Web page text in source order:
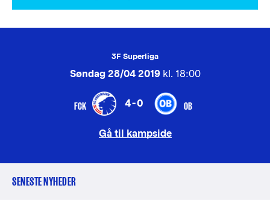
3F Superliga
Søndag 28/04 2019kl. 18:00
FCK 4-0 OB
Gå til kampside
SENESTE NYHEDER